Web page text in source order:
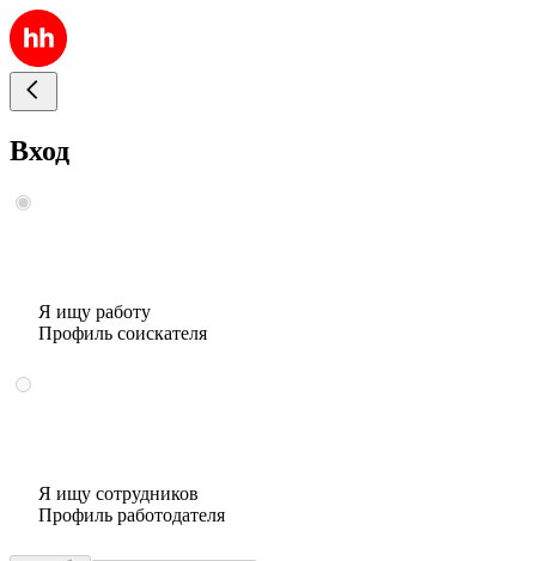
Вход
Я ищу работу
Профиль соискателя
Я ищу сотрудников
Профиль работодателя